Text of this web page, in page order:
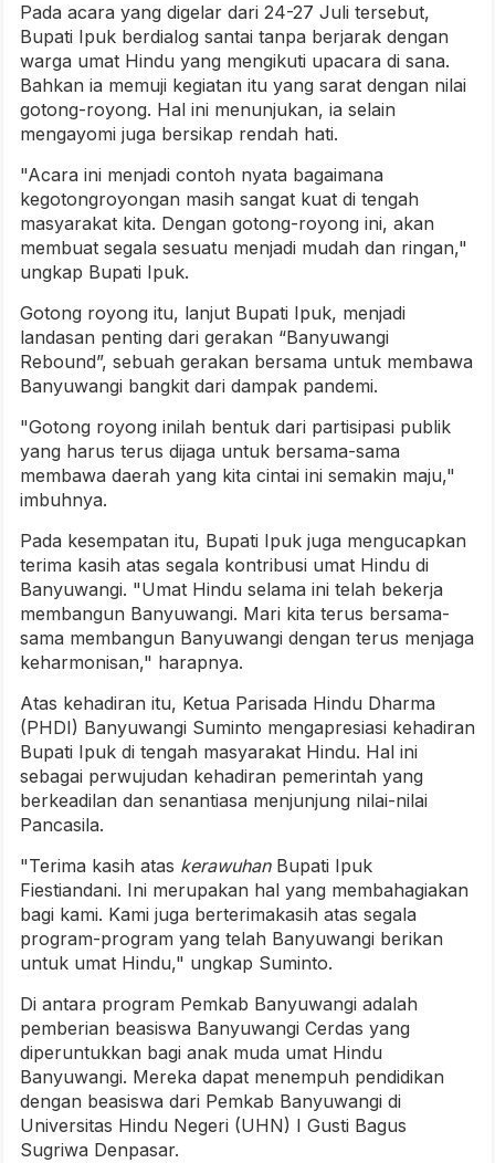
Pada acara yang digelar dari 24-27 Juli tersebut,
Bupati Ipuk berdialog santai tanpa berjarak dengan
warga umat Hindu yang mengikuti upacara di sana.
Bahkan ia memuji kegiatan itu yang sarat dengan nilai
gotong-royong. Hal ini menunjukan, ia selain
mengayomi juga bersikap rendah hati.
"Acara ini menjadi contoh nyata bagaimana
kegotongroyongan masih sangat kuat di tengah
masyarakat kita. Dengan gotong-royong ini, akan
membuat segala sesuatu menjadi mudah dan ringan,"
ungkap Bupati Ipuk.
Gotong royong itu, lanjut Bupati Ipuk, menjadi
landasan penting dari gerakan “Banyuwangi
Rebound”, sebuah gerakan bersama untuk membawa
Banyuwangi bangkit dari dampak pandemi.
"Gotong royong inilah bentuk dari partisipasi publik
yang harus terus dijaga untuk bersama-sama
membawa daerah yang kita cintai ini semakin maju,"
imbuhnya.
Pada kesempatan itu, Bupati Ipuk juga mengucapkan
terima kasih atas segala kontribusi umat Hindu di
Banyuwangi. "Umat Hindu selama ini telah bekerja
membangun Banyuwangi. Mari kita terus bersama-
sama membangun Banyuwangi dengan terus menjaga
keharmonisan," harapnya.
Atas kehadiran itu, Ketua Parisada Hindu Dharma
(PHDI) Banyuwangi Suminto mengapresiasi kehadiran
Bupati Ipuk di tengah masyarakat Hindu. Hal ini
sebagai perwujudan kehadiran pemerintah yang
berkeadilan dan senantiasa menjunjung nilai-nilai
Pancasila.
"Terima kasih atas kerawuhanBupati Ipuk
Fiestiandani. Ini merupakan hal yang membahagiakan
bagi kami. Kami juga berterimakasih atas segala
program-program yang telah Banyuwangi berikan
untuk umat Hindu," ungkap Suminto.
Di antara program Pemkab Banyuwangi adalah
pemberian beasiswa Banyuwangi Cerdas yang
diperuntukkan bagi anak muda umat Hindu
Banyuwangi. Mereka dapat menempuh pendidikan
dengan beasiswa dari Pemkab Banyuwangi di
Universitas Hindu Negeri (UHN) I Gusti Bagus
Sugriwa Denpasar.